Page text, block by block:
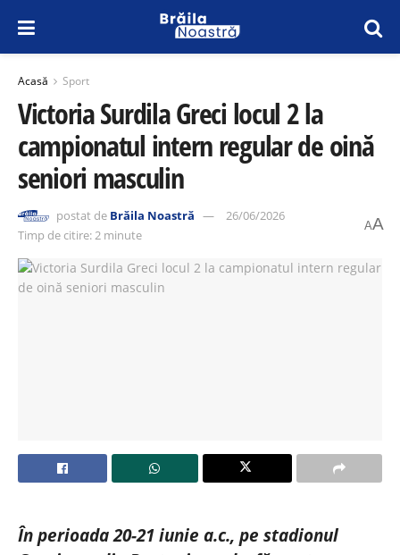
Acasă Sport
Victoria Surdila Greci locul 2 la
campionatul intern regular de oină
seniori masculin
postat de Brăila Noastră
26/06/2026
Timp de citire: 2 minute
AA
În perioada 20-21 iunie a.c., pe stadionul